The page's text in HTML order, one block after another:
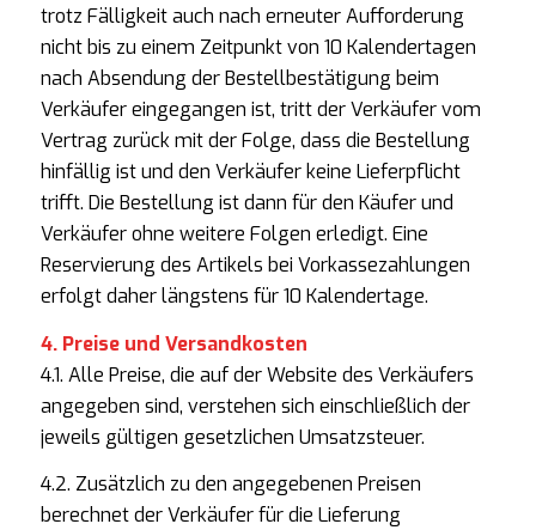
trotz Fälligkeit auch nach erneuter Aufforderung
nicht bis zu einem Zeitpunkt von 10 Kalendertagen
nach Absendung der Bestellbestätigung beim
Verkäufer eingegangen ist, tritt der Verkäufer vom
Vertrag zurück mit der Folge, dass die Bestellung
hinfällig ist und den Verkäufer keine Lieferpflicht
trifft. Die Bestellung ist dann für den Käufer und
Verkäufer ohne weitere Folgen erledigt. Eine
Reservierung des Artikels bei Vorkassezahlungen
erfolgt daher längstens für 10 Kalendertage.
4. Preise und Versandkosten
4.1. Alle Preise, die auf der Website des Verkäufers
angegeben sind, verstehen sich einschließlich der
jeweils gültigen gesetzlichen Umsatzsteuer.
4.2. Zusätzlich zu den angegebenen Preisen
berechnet der Verkäufer für die Lieferung